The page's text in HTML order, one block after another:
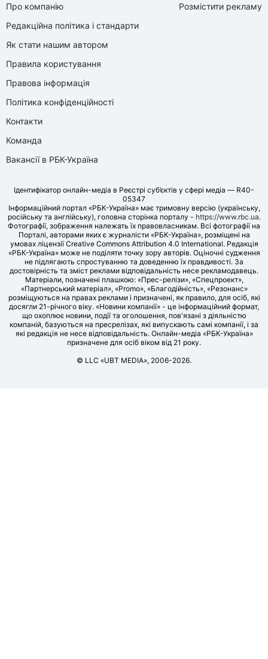
Про компанію
Редакційна політика і стандарти
Як стати нашим автором
Правила користування
Правова інформація
Політика конфіденційності
Контакти
Команда
Вакансії в РБК-Україна
Розмістити рекламу
Ідентифікатор онлайн-медіа в Реєстрі суб’єктів у сфері медіа — R40-
05347
Інформаційний портал «РБК-Україна» має тримовну версію (українську,
російську та англійську), головна сторінка порталу - https://www.rbc.ua.
Фотографії, зображення належать їх правовласникам. Всі фотографії на
Порталі, авторами яких є журналісти «РБК-Україна», розміщені на
умовах ліцензії Creative Commons Attribution 4.0 International. Редакція
«РБК-Україна» може не поділяти точку зору авторів. Оціночні судження
не підлягають спростуванню та доведенню їх правдивості. За
достовірність та зміст реклами відповідальність несе рекламодавець.
Матеріали, позначені плашкою: «Прес-релізи», «Спецпроект»,
«Партнерський матеріал», «Promo», «Благодійність», «Резонанс»
розміщуються на правах реклами і призначені, як правило, для осіб, які
досягли 21-річного віку. «Новини компанії» - це інформаційний формат,
що охоплює новини, події та оголошення, пов'язані з діяльністю
компаній, базуються на пресрелізах, які випускають самі компанії, і за
які редакція не несе відповідальність. Онлайн-медіа «РБК-Україна»
призначене для осіб віком від 21 року.
© LLC «UBT MEDIA», 2006-2026.